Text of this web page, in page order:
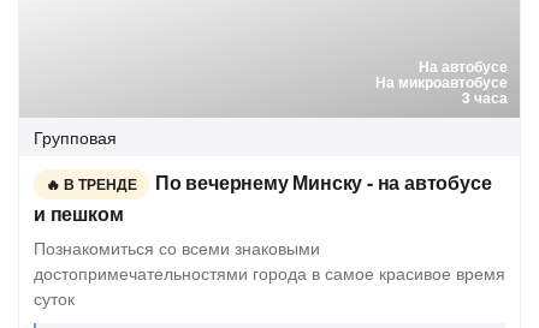
На автобусе
На микроавтобусе
3 часа
Групповая
В ТРЕНДЕ
По вечернему Минску - на автобусе
и пешком
Познакомиться со всеми знаковыми
достопримечательностями города в самое красивое время
суток